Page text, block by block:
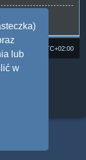
lub
w
UTC+02:00
phpBB Limited